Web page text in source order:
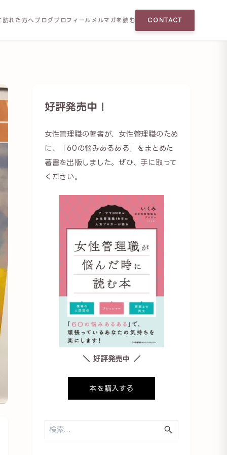
訪れた方へ ブログ プロフィール メルマガを読む CONTACT
好評発売中！
女性管理職の著者が、女性管理職のため
に、「60の悩みあるある」をまとめた
著書を出版しました。ぜひ、手に取って
ください。
＼ 好評発売中 ／
本を購入する